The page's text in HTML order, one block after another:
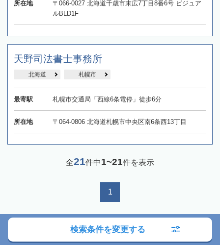
所在地
〒066-0027 北海道千歳市末広7丁目8番6号 ビジュア
ルBLD1F
天野司法書士事務所
北海道 札幌市
最寄駅 札幌市交通局「西線6条電停」徒歩6分
所在地 〒064-0806 北海道札幌市中央区南6条西13丁目
全21件中1~21件を表示
1
検索条件を変更する